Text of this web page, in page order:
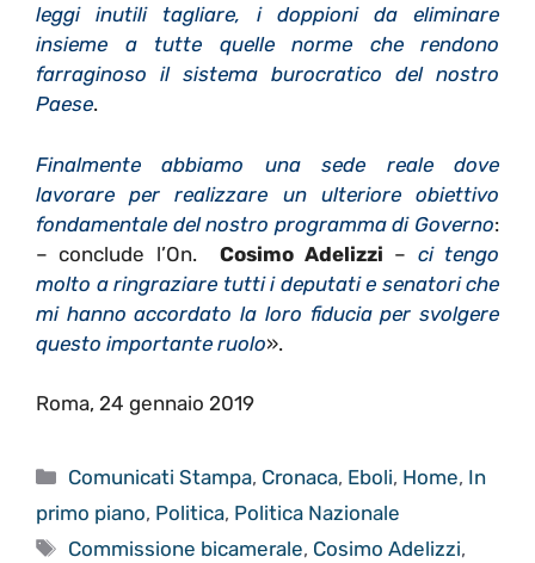
leggi inutili tagliare, i doppioni da eliminare
insieme a tutte quelle norme che rendono
farraginoso il sistema burocratico del nostro
Paese.
Finalmente abbiamo una sede reale dove
lavorare per realizzare un ulteriore obiettivo
fondamentale del nostro programma di Governo:
– conclude l’On. Cosimo Adelizzi – ci tengo
molto a ringraziare tutti i deputati e senatori che
mi hanno accordato la loro fiducia per svolgere
questo importante ruolo».
Roma, 24 gennaio 2019
Categorie
Comunicati Stampa, Cronaca, Eboli, Home, In
primo piano, Politica, Politica Nazionale
Tag
Commissione bicamerale, Cosimo Adelizzi,